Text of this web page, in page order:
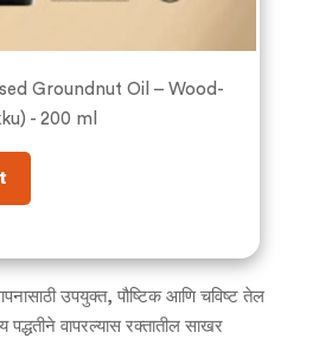
Groundnut Oil – Wood-
- 200 ml
उपयुक्त, पौष्टिक आणि चविष्ट तेल
पद्धतीने वापरल्यास रक्तातील साखर